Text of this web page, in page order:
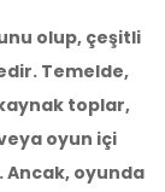
olup, çeşitli
Temelde,
toplar,
oyun içi
Ancak, oyunda